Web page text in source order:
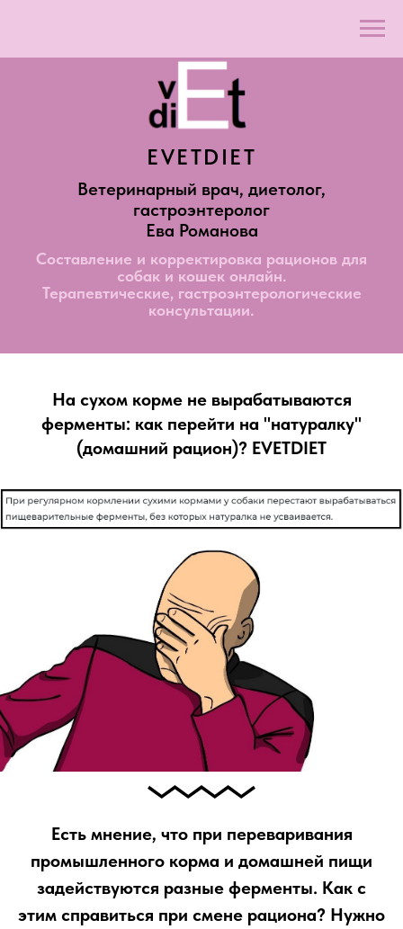
EVETDIET
Ветеринарный врач, диетолог,
гастроэнтеролог
Ева Романова
Составление и корректировка рационов для
собак и кошек онлайн.
Терапевтические, гастроэнтерологические
консультации.
На сухом корме не вырабатываются
ферменты: как перейти на "натуралку"
(домашний рацион)? EVETDIET
Есть мнение, что при переваривания
промышленного корма и домашней пищи
задействуются разные ферменты. Как с
этим справиться при смене рациона? Нужно